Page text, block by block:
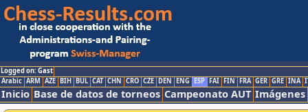
Logged on: Gast
Arabic ARM AZE BIH BUL CAT CHN CRO CZE DEN ENG ESP FAI FIN FRA GER GRE INA
Inicio Base de datos de torneos Campeonato AUT Imágenes